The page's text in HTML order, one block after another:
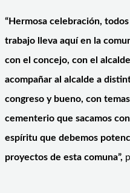
“Hermosa celebración,
trabajo lleva aquí en la
con el concejo, con el
acompañar al alcalde a
congreso y bueno, con
cementerio que sacamos
espíritu que debemos
proyectos de esta comuna”,